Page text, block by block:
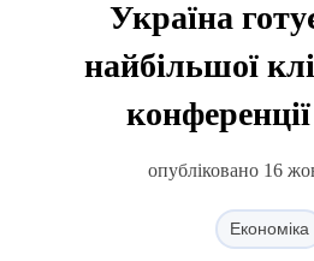
Україна
найбільшої
конференції
опубліковано 16
Економіка